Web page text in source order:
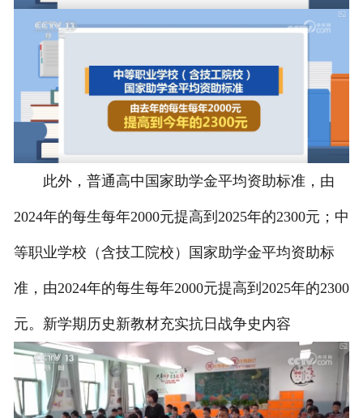
此外，普通高中国家助学金平均资助标准，由
2024年的每生每年2000元提高到2025年的2300元；中
等职业学校（含技工院校）国家助学金平均资助标
准，由2024年的每生每年2000元提高到2025年的2300
元。新学期历史新教材充实抗日战争史内容